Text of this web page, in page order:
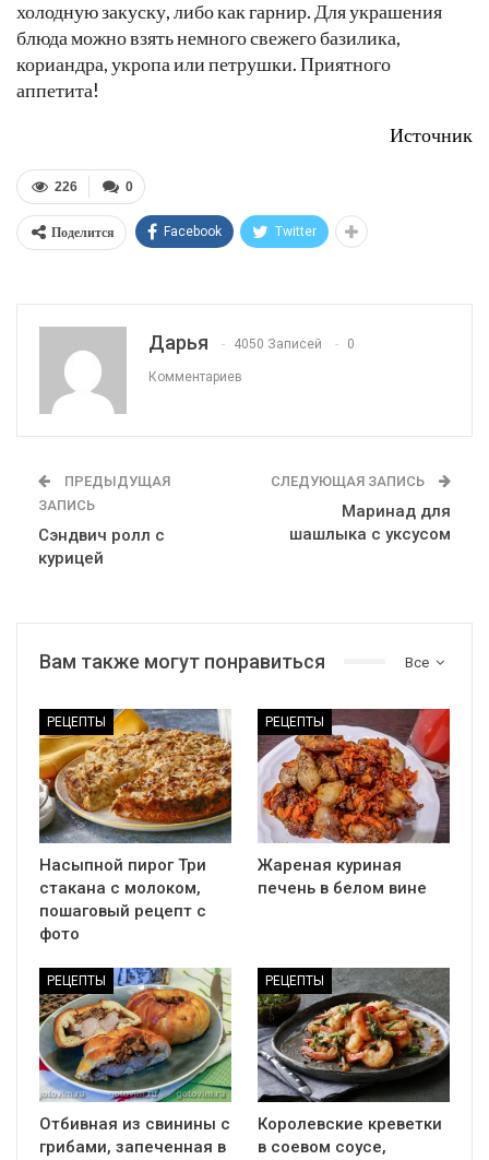
холодную закуску, либо как гарнир. Для украшения
блюда можно взять немного свежего базилика,
кориандра, укропа или петрушки. Приятного
аппетита!
Источник
0
226
Поделится Facebook Twitter
Дарья 4050 Записей 0
Комментариев
ПРЕДЫДУЩАЯ
ЗАПИСЬ
Сэндвич ролл с
курицей
СЛЕДУЮЩАЯ ЗАПИСЬ
Маринад для
шашлыка с уксусом
Все
Вам также могут понравиться
РЕЦЕПТЫ
Насыпной пирог Три
стакана с молоком,
пошаговый рецепт с
фото
РЕЦЕПТЫ
Жареная куриная
печень в белом вине
РЕЦЕПТЫ
Отбивная из свинины с
грибами, запеченная в
РЕЦЕПТЫ
Королевские креветки
в соевом соусе,